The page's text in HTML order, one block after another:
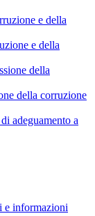
e della
e della
della
della corruzione
adeguamento a
e informazioni